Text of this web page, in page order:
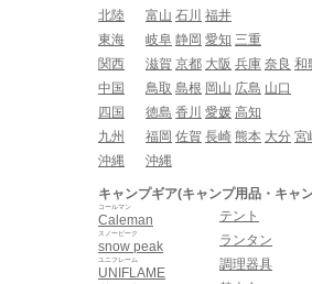
北陸
富山 石川 福井
東海
岐阜 静岡 愛知 三重
関西
滋賀 京都 大阪 兵庫 奈良 和
中国
鳥取 島根 岡山 広島 山口
四国
徳島 香川 愛媛 高知
九州
福岡 佐賀 長崎 熊本 大分 宮
沖縄
沖縄
キャンプギア(キャンプ用品・キャ
Caleman
コールマン
snow peak
スノーピーク
UNIFLAME
ユニフレーム
テント
ランタン
調理器具